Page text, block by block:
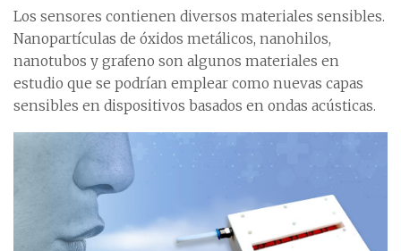
Los sensores contienen diversos materiales sensibles.
Nanopartículas de óxidos metálicos, nanohilos,
nanotubos y grafeno son algunos materiales en
estudio que se podrían emplear como nuevas capas
sensibles en dispositivos basados en ondas acústicas.